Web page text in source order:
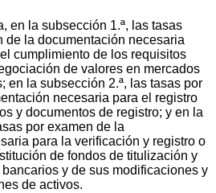
en la subsección 1.ª, las tasas
de la documentación necesaria
cumplimiento de los requisitos
de valores en mercados
en la subsección 2.ª, las tasas por
necesaria para el registro
y documentos de registro; y en la
por examen de la
para la verificación y registro o
de fondos de titulización y
y de sus modificaciones y
de activos.